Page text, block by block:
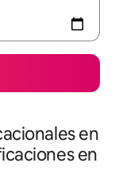
en
en